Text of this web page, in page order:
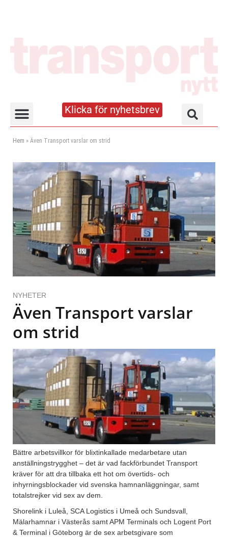
Klicka för nyhetsbrev
Hem » Även Transport varslar om strid
NYHETER
Även Transport varslar
om strid
Bättre arbetsvillkor för blixtinkallade medarbetare utan
anställningstrygghet – det är vad fackförbundet Transport
kräver för att dra tillbaka ett hot om övertids- och
inhyrningsblockader vid svenska hamnanläggningar, samt
totalstrejker vid sex av dem.
Shorelink i Luleå, SCA Logistics i Umeå och Sundsvall,
Mälarhamnar i Västerås samt APM Terminals och Logent Port
& Terminal i Göteborg är de sex arbetsgivare som